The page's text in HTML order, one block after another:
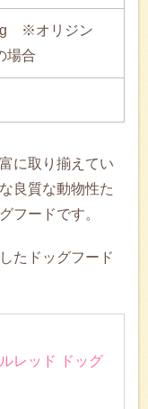
※オリジン
場合
に取り揃えてい
良質な動物性た
フードです。
たドッグフード
レッド ドッグ